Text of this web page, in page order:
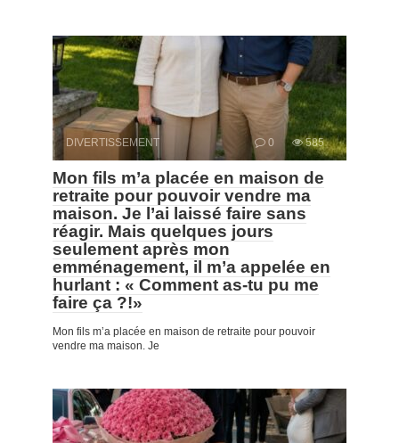
DIVERTISSEMENT 0 585
Mon fils m’a placée en maison de
retraite pour pouvoir vendre ma
maison. Je l’ai laissé faire sans
réagir. Mais quelques jours
seulement après mon
emménagement, il m’a appelée en
hurlant : « Comment as-tu pu me
faire ça ?!»
Mon fils m’a placée en maison de retraite pour pouvoir
vendre ma maison. Je